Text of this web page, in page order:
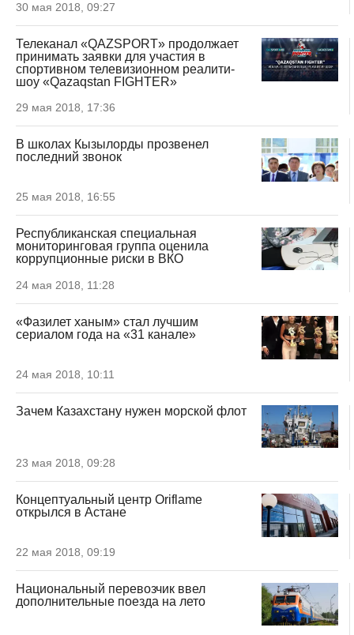
30 мая 2018, 09:27
Телеканал «QAZSPORT» продолжает
принимать заявки для участия в
спортивном телевизионном реалити-
шоу «Qazaqstan FIGHTER»
29 мая 2018, 17:36
В школах Кызылорды прозвенел
последний звонок
25 мая 2018, 16:55
Республиканская специальная
мониторинговая группа оценила
коррупционные риски в ВКО
24 мая 2018, 11:28
«Фазилет ханым» стал лучшим
сериалом года на «31 канале»
24 мая 2018, 10:11
Зачем Казахстану нужен морской флот
23 мая 2018, 09:28
Концептуальный центр Oriflame
открылся в Астане
22 мая 2018, 09:19
Национальный перевозчик ввел
дополнительные поезда на лето